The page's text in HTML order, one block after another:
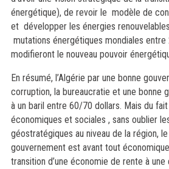
énergétique), de revoir le modèle de
et développer les énergies
mutations énergétiques mondiales
modifieront le nouveau pouvoir
En résumé, l’Algérie par une bonne
corruption, la bureaucratie et une bonne
à un baril entre 60/70 dollars. Mais du
économiques et sociales , sans oublier
géostratégiques au niveau de la région,
gouvernement est avant tout
transition d’une économie de rente à